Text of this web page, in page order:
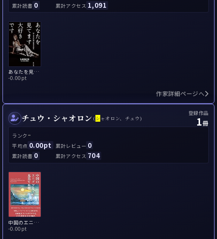
累計読書 0 累計アクセス 1,091
あなたを見てます大好きです
-0.00pt
作家詳細ページへ
チュウ・シャオロン (シ ャオロン、チュウ)
登録作品
1冊
ランク -
平均点 0.00pt 累計レビュー 0
累計読書 0 累計アクセス 704
中国のエニグマと見果てぬ夢
-0.00pt